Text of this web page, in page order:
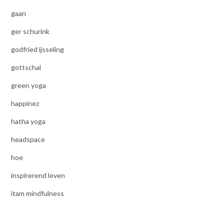
gaan
ger schurink
godfried ijsseling
gottschal
green yoga
happinez
hatha yoga
headspace
hoe
inspirerend leven
itam mindfulness